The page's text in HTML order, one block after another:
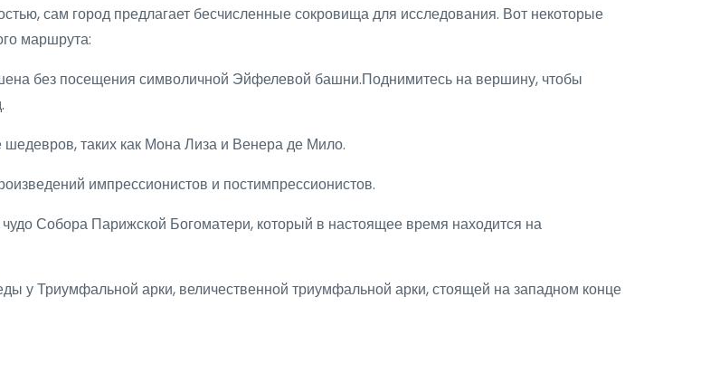
сам город предлагает бесчисленные сокровища для исследования. Вот некоторые
маршрута:
без посещения символичной Эйфелевой башни.Поднимитесь на вершину, чтобы
шедевров, таких как Мона Лиза и Венера де Мило.
импрессионистов и постимпрессионистов.
Собора Парижской Богоматери, который в настоящее время находится на
у Триумфальной арки, величественной триумфальной арки, стоящей на западном конце